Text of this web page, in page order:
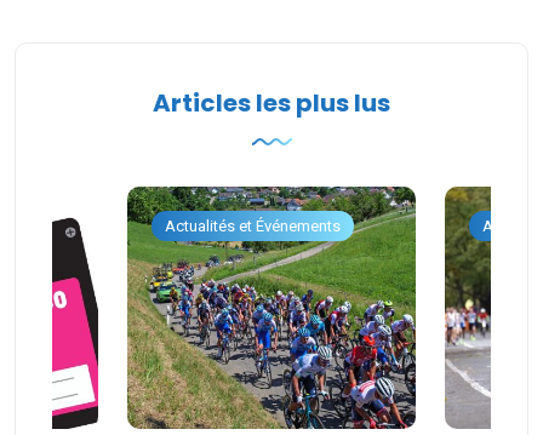
Articles les plus lus
Actualités et Événements